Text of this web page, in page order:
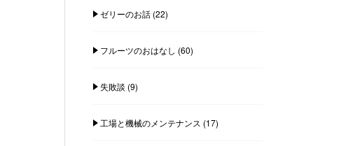
ゼリーのお話(22)
フルーツのおはなし (60)
失敗談 (9)
工場と機械のメンテナンス (17)